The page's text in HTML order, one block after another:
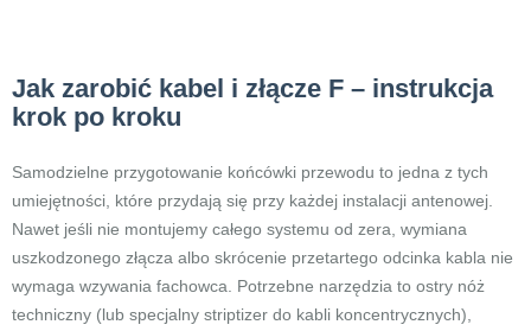
Jak zarobić kabel i złącze F – instrukcja
krok po kroku
Samodzielne przygotowanie końcówki przewodu to jedna z tych
umiejętności, które przydają się przy każdej instalacji antenowej.
Nawet jeśli nie montujemy całego systemu od zera, wymiana
uszkodzonego złącza albo skrócenie przetartego odcinka kabla nie
wymaga wzywania fachowca. Potrzebne narzędzia to ostry nóż
techniczny (lub specjalny striptizer do kabli koncentrycznych),